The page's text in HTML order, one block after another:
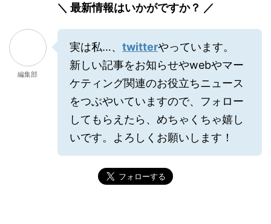
＼ 最新情報はいかがですか？ ／
編集部
実は私…、 twitterやっています。
新しい記事をお知らせやwebやマー
ケティング関連のお役立ちニュース
をつぶやいていますので、フォロー
してもらえたら、めちゃくちゃ嬉し
いです。よろしくお願いします！